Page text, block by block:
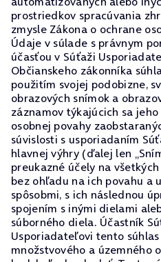
prostriedkov spracúvania
zmysle Zákona o ochrane
Údaje v súlade s právnym
účasťou v Súťaži
Občianskeho zákonníka
použitím svojej podobizne,
obrazových snímok a
záznamov týkajúcich sa
osobnej povahy
súvislosti s usporiadaním
hlavnej výhry (ďalej len
preukazné účely na
bez ohľadu na ich povahu a
spôsobmi, s ich následnou
spojením s inými dielami
súborného diela. Účastník
Usporiadateľovi tento
množstvového a územného